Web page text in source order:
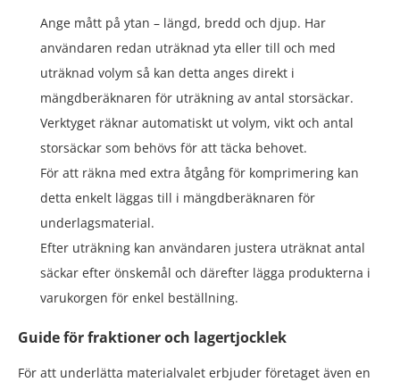
Ange mått på ytan – längd, bredd och djup. Har
användaren redan uträknad yta eller till och med
uträknad volym så kan detta anges direkt i
mängdberäknaren för uträkning av antal storsäckar.
Verktyget räknar automatiskt ut volym, vikt och antal
storsäckar som behövs för att täcka behovet.
För att räkna med extra åtgång för komprimering kan
detta enkelt läggas till i mängdberäknaren för
underlagsmaterial.
Efter uträkning kan användaren justera uträknat antal
säckar efter önskemål och därefter lägga produkterna i
varukorgen för enkel beställning.
Guide för fraktioner och lagertjocklek
För att underlätta materialvalet erbjuder företaget även en